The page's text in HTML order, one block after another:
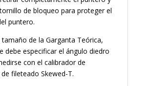
de bloqueo para proteger el
puntero.
tamaño de la Garganta Teórica,
debe especificar el ángulo diedro
con el calibrador de
fileteado Skewed-T.